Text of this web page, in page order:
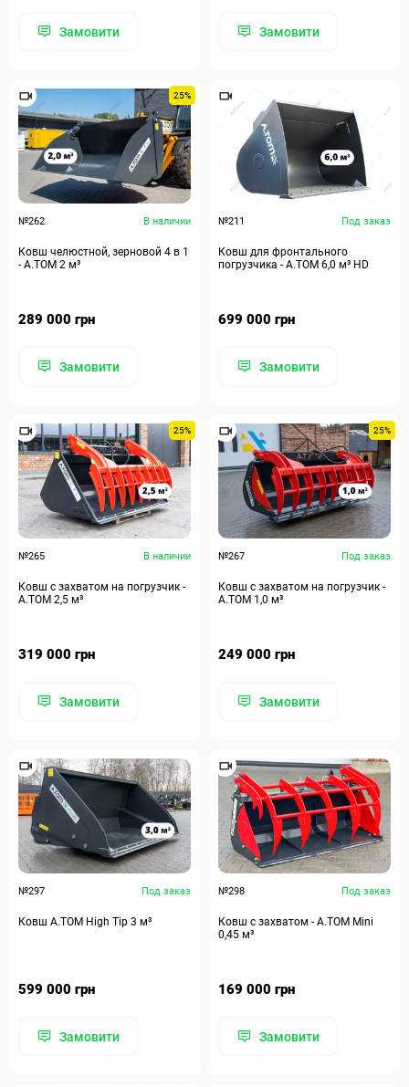
Замовити Замовити
25%
№262 В наличии
Ковш челюстной, зерновой 4 в 1
- А.ТОМ 2 м³
289 000 грн
Замовити
№211 Под заказ
Ковш для фронтального
погрузчика - А.ТОМ 6,0 м³ HD
699 000 грн
Замовити
25%
№265 В наличии
Ковш с захватом на погрузчик -
А.ТОМ 2,5 м³
319 000 грн
Замовити
25%
№267 Под заказ
Ковш с захватом на погрузчик -
А.ТОМ 1,0 м³
249 000 грн
Замовити
№297 Под заказ
Ковш A.TOM High Tip 3 м³
599 000 грн
Замовити
№298 Под заказ
Ковш с захватом - A.TOM Mini
0,45 м³
169 000 грн
Замовити